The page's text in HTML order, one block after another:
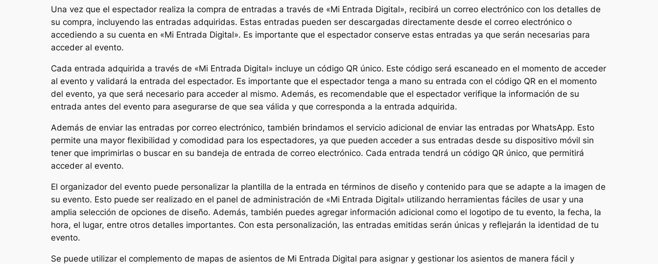
Una vez que el espectador realiza la compra de entradas a través de «Mi Entrada Digital», recibirá un correo electrónico con los detalles de
su compra, incluyendo las entradas adquiridas. Estas entradas pueden ser descargadas directamente desde el correo electrónico o
accediendo a su cuenta en «Mi Entrada Digital». Es importante que el espectador conserve estas entradas ya que serán necesarias para
acceder al evento.
Cada entrada adquirida a través de «Mi Entrada Digital» incluye un código QR único. Este código será escaneado en el momento de acceder
al evento y validará la entrada del espectador. Es importante que el espectador tenga a mano su entrada con el código QR en el momento
del evento, ya que será necesario para acceder al mismo. Además, es recomendable que el espectador verifique la información de su
entrada antes del evento para asegurarse de que sea válida y que corresponda a la entrada adquirida.
Además de enviar las entradas por correo electrónico, también brindamos el servicio adicional de enviar las entradas por WhatsApp. Esto
permite una mayor flexibilidad y comodidad para los espectadores, ya que pueden acceder a sus entradas desde su dispositivo móvil sin
tener que imprimirlas o buscar en su bandeja de entrada de correo electrónico. Cada entrada tendrá un código QR único, que permitirá
acceder al evento.
El organizador del evento puede personalizar la plantilla de la entrada en términos de diseño y contenido para que se adapte a la imagen de
su evento. Esto puede ser realizado en el panel de administración de «Mi Entrada Digital» utilizando herramientas fáciles de usar y una
amplia selección de opciones de diseño. Además, también puedes agregar información adicional como el logotipo de tu evento, la fecha, la
hora, el lugar, entre otros detalles importantes. Con esta personalización, las entradas emitidas serán únicas y reflejarán la identidad de tu
evento.
Se puede utilizar el complemento de mapas de asientos de Mi Entrada Digital para asignar y gestionar los asientos de manera fácil y